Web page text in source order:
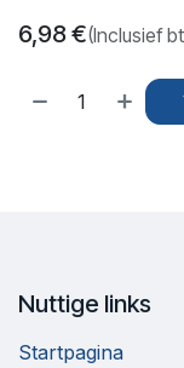
6,98€(Inclusief
Nuttige links
Startpagina